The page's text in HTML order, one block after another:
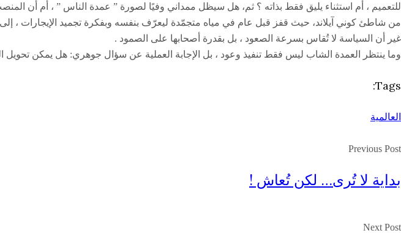
للتعميم ، أم استثناء يليق فقط بذاته ؟ ثم، هل سيظل ممداني وفيًا لصورة ” عمدة الناس ” ، أم أن
من شاطئ كوني آيلاند، حيث قفز قبل عام في مياه متجمّدة ليعرّف بنفسه وبفكرة تجميد الإيجارات ،
غير أن السياسة لا تُقاس بسرعة الصعود ، بل بقدرة أصحابها على الصمود .
وما ينتظر العمدة الشاب ليس فقط تنفيذ وعود ، بل الإجابة العملية عن سؤال جوهري: هل يمكن تحويل
Tags:
العالمية
Previous Post
بداية لا تُرى… لكن تُعاش !
Next Post